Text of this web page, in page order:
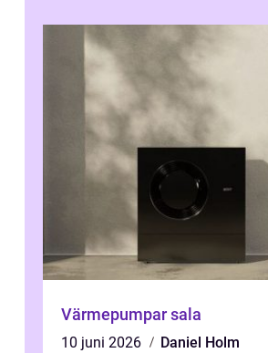
Värmepumpar sala
10 juni 2026
Daniel Holm